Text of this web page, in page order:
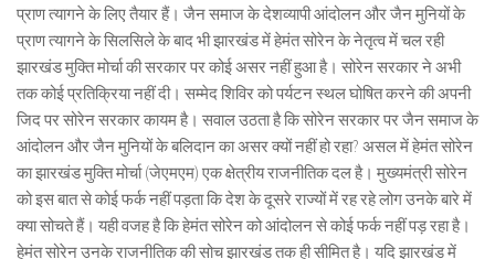
प्राण त्यागने के लिए तैयार हैं। जैन समाज के देशव्यापी आंदोलन और जैन मुनियों के
प्राण त्यागने के सिलसिले के बाद भी झारखंड में हेमंत सोरेन के नेतृत्व में चल रही
झारखंड मुक्ति मोर्चा की सरकार पर कोई असर नहीं हुआ है। सोरेन सरकार ने अभी
तक कोई प्रतिक्रिया नहीं दी। सम्मेद शिविर को पर्यटन स्थल घोषित करने की अपनी
जिद पर सोरेन सरकार कायम है। सवाल उठता है कि सोरेन सरकार पर जैन समाज के
आंदोलन और जैन मुनियों के बलिदान का असर क्यों नहीं हो रहा? असल में हेमंत सोरेन
का झारखंड मुक्ति मोर्चा (जेएमएम) एक क्षेत्रीय राजनीतिक दल है। मुख्यमंत्री सोरेन
को इस बात से कोई फर्क नहीं पड़ता कि देश के दूसरे राज्यों में रह रहे लोग उनके बारे में
क्या सोचते हैं। यही वजह है कि हेमंत सोरेन को आंदोलन से कोई फर्क नहीं पड़ रहा है।
हेमंत सोरेन उनके राजनीतिक की सोच झारखंड तक ही सीमित है। यदि झारखंड में